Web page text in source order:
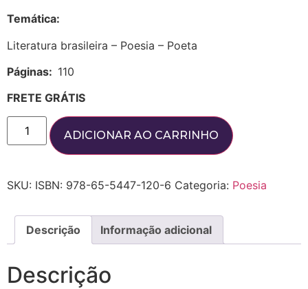
Temática:
Literatura brasileira – Poesia – Poeta
Páginas: 110
FRETE GRÁTIS
ADICIONAR AO CARRINHO
SKU: ISBN: 978-65-5447-120-6 Categoria: Poesia
Descrição Informação adicional
Descrição